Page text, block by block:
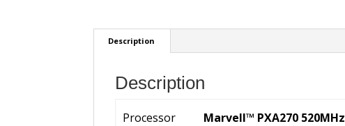
Description
Description
Processor Marvell™ PXA270 520MHz